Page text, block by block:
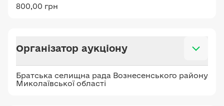
800,00 грн
Організатор аукціону
Братська селищна рада Вознесенського району
Миколаївської області